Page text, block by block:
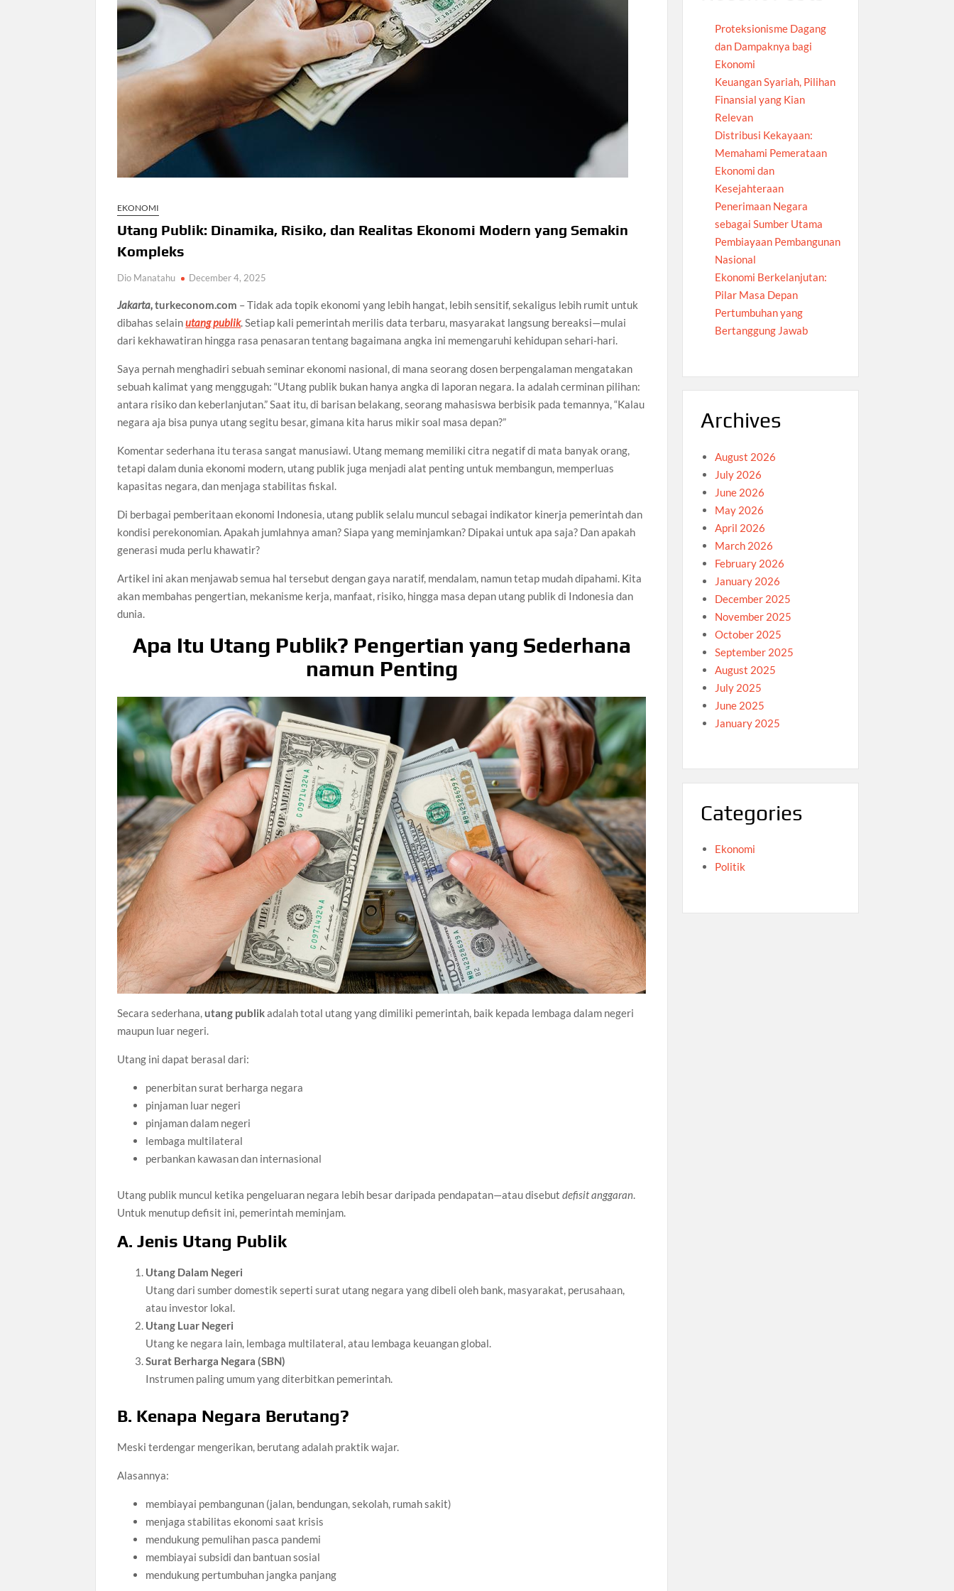
EKONOMI
Utang Publik: Dinamika, Risiko, dan Realitas Ekonomi Modern yang Semakin
Kompleks
Dio Manatahu December 4, 2025
Jakarta,turkeconom.com – Tidak ada topik ekonomi yang lebih hangat, lebih sensitif, sekaligus lebih rumit untuk
dibahas selainutang publik. Setiap kali pemerintah merilis data terbaru, masyarakat langsung bereaksi—mulai
dari kekhawatiran hingga rasa penasaran tentang bagaimana angka ini memengaruhi kehidupan sehari-hari.
Saya pernah menghadiri sebuah seminar ekonomi nasional, di mana seorang dosen berpengalaman mengatakan
sebuah kalimat yang menggugah: “Utang publik bukan hanya angka di laporan negara. Ia adalah cerminan pilihan:
antara risiko dan keberlanjutan.” Saat itu, di barisan belakang, seorang mahasiswa berbisik pada temannya, “Kalau
negara aja bisa punya utang segitu besar, gimana kita harus mikir soal masa depan?”
Komentar sederhana itu terasa sangat manusiawi. Utang memang memiliki citra negatif di mata banyak orang,
tetapi dalam dunia ekonomi modern, utang publik juga menjadi alat penting untuk membangun, memperluas
kapasitas negara, dan menjaga stabilitas fiskal.
Di berbagai pemberitaan ekonomi Indonesia, utang publik selalu muncul sebagai indikator kinerja pemerintah dan
kondisi perekonomian. Apakah jumlahnya aman? Siapa yang meminjamkan? Dipakai untuk apa saja? Dan apakah
generasi muda perlu khawatir?
Artikel ini akan menjawab semua hal tersebut dengan gaya naratif, mendalam, namun tetap mudah dipahami. Kita
akan membahas pengertian, mekanisme kerja, manfaat, risiko, hingga masa depan utang publik di Indonesia dan
dunia.
Apa Itu Utang Publik? Pengertian yang Sederhana
namun Penting
Secara sederhana,utang publikadalah total utang yang dimiliki pemerintah, baik kepada lembaga dalam negeri
maupun luar negeri.
Utang ini dapat berasal dari:
penerbitan surat berharga negara
pinjaman luar negeri
pinjaman dalam negeri
lembaga multilateral
perbankan kawasan dan internasional
Utang publik muncul ketika pengeluaran negara lebih besar daripada pendapatan—atau disebutdefisit anggaran.
Untuk menutup defisit ini, pemerintah meminjam.
A. Jenis Utang Publik
Utang Dalam Negeri
Utang dari sumber domestik seperti surat utang negara yang dibeli oleh bank, masyarakat, perusahaan,
atau investor lokal.
Utang Luar Negeri
Utang ke negara lain, lembaga multilateral, atau lembaga keuangan global.
Surat Berharga Negara (SBN)
Instrumen paling umum yang diterbitkan pemerintah.
B. Kenapa Negara Berutang?
Meski terdengar mengerikan, berutang adalah praktik wajar.
Alasannya:
membiayai pembangunan (jalan, bendungan, sekolah, rumah sakit)
menjaga stabilitas ekonomi saat krisis
mendukung pemulihan pasca pandemi
membiayai subsidi dan bantuan sosial
mendukung pertumbuhan jangka panjang
Proteksionisme Dagang
dan Dampaknya bagi
Ekonomi
Keuangan Syariah, Pilihan
Finansial yang Kian
Relevan
Distribusi Kekayaan:
Memahami Pemerataan
Ekonomi dan
Kesejahteraan
Penerimaan Negara
sebagai Sumber Utama
Pembiayaan Pembangunan
Nasional
Ekonomi Berkelanjutan:
Pilar Masa Depan
Pertumbuhan yang
Bertanggung Jawab
Archives
August 2026
July 2026
June 2026
May 2026
April 2026
March 2026
February 2026
January 2026
December 2025
November 2025
October 2025
September 2025
August 2025
July 2025
June 2025
January 2025
Categories
Ekonomi
Politik